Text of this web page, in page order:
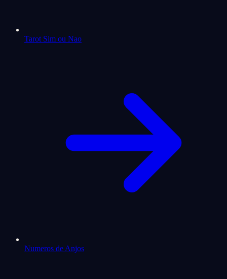
Tarot Sim ou Nao
Numeros de Anjos